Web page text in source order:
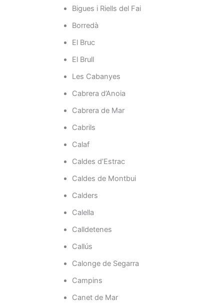
Bigues i Riells del Fai
Borredà
El Bruc
El Brull
Les Cabanyes
Cabrera d’Anoia
Cabrera de Mar
Cabrils
Calaf
Caldes d’Estrac
Caldes de Montbui
Calders
Calella
Calldetenes
Callús
Calonge de Segarra
Campins
Canet de Mar